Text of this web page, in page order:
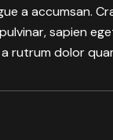
a accumsan.
sapien
rutrum dolor